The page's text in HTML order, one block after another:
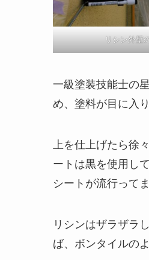
リシン外壁
一級塗装技能士の
め、塗料が目に入
上を仕上げたら徐
ートは黒を使用し
シートが流行ってま
リシンはザラザラ
ば、ボンタイルの